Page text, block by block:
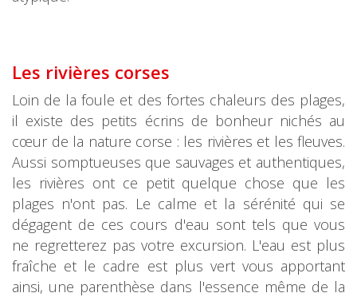
Les rivières corses
Loin de la foule et des fortes chaleurs des plages,
il existe des petits écrins de bonheur nichés au
cœur de la nature corse : les rivières et les fleuves.
Aussi somptueuses que sauvages et authentiques,
les rivières ont ce petit quelque chose que les
plages n'ont pas. Le calme et la sérénité qui se
dégagent de ces cours d'eau sont tels que vous
ne regretterez pas votre excursion. L'eau est plus
fraîche et le cadre est plus vert vous apportant
ainsi, une parenthèse dans l'essence même de la